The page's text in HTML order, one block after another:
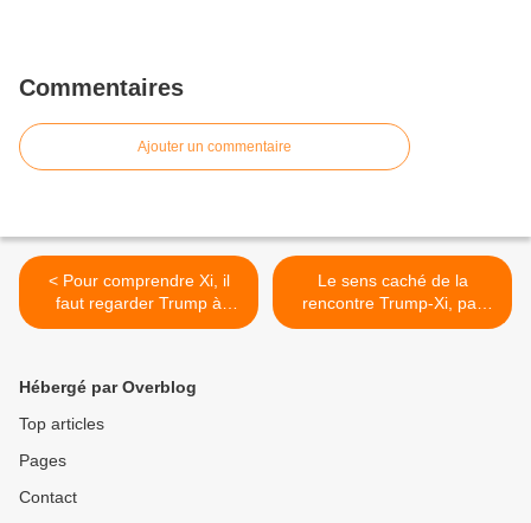
Commentaires
Ajouter un commentaire
< Pour comprendre Xi, il
faut regarder Trump à
Pékin | Le Grand Continent
Le sens caché de la
rencontre Trump-Xi, par
Alicia García Herrero | Le
Hébergé par Overblog
Top articles
Pages
Contact